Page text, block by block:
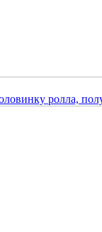
ролла,